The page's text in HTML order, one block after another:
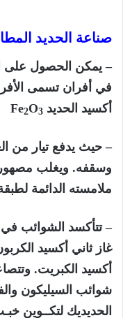
صناعة الحديد
– يمكن الحصول على
في أفران تسمى
أكسيد الحديد
Fe2O3
– حيث يدفع تيار من
وسقفه. ويغلب مصهور
ملامسته الدائمة
– تتأكسد الشوائب في
غاز ثاني أكسيد
أكسيد الكبريت.
شوائب السيليكون
الحديديك لتكــوين